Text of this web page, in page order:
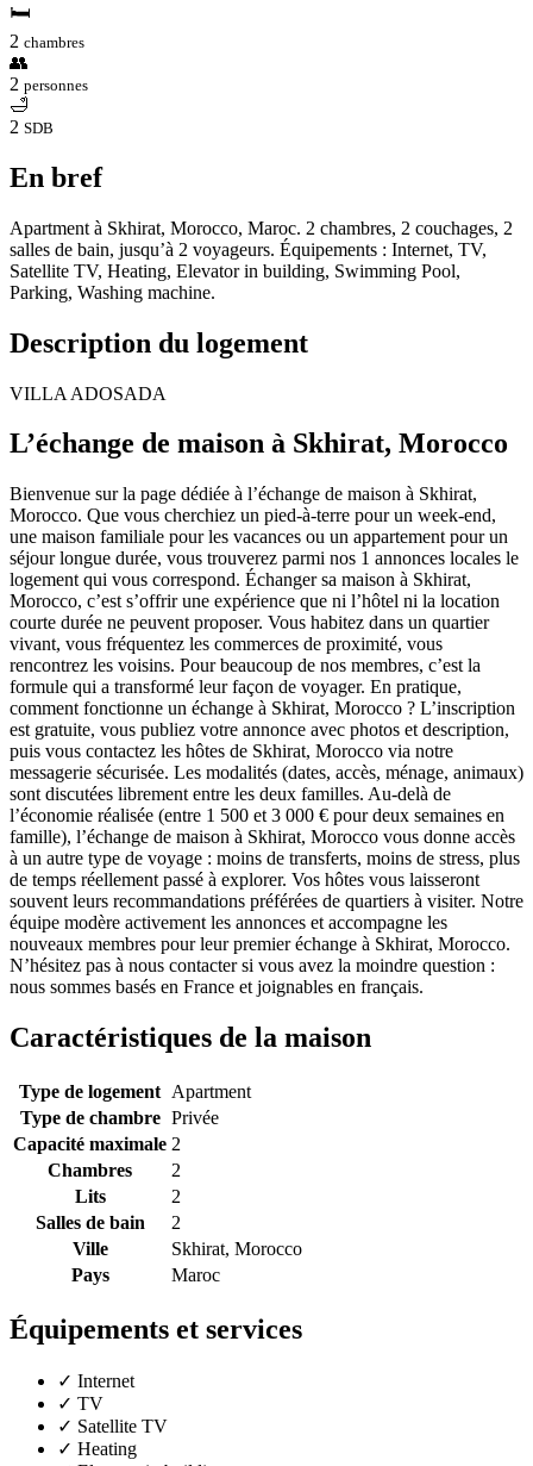
🛏
2 chambres
👥
2 personnes
🛁
2 SDB
En bref
Apartment à Skhirat, Morocco, Maroc. 2 chambres, 2 couchages, 2
salles de bain, jusqu’à 2 voyageurs. Équipements : Internet, TV,
Satellite TV, Heating, Elevator in building, Swimming Pool,
Parking, Washing machine.
Description du logement
VILLA ADOSADA
L’échange de maison à Skhirat, Morocco
Bienvenue sur la page dédiée à l’échange de maison à Skhirat,
Morocco. Que vous cherchiez un pied-à-terre pour un week-end,
une maison familiale pour les vacances ou un appartement pour un
séjour longue durée, vous trouverez parmi nos 1 annonces locales le
logement qui vous correspond. Échanger sa maison à Skhirat,
Morocco, c’est s’offrir une expérience que ni l’hôtel ni la location
courte durée ne peuvent proposer. Vous habitez dans un quartier
vivant, vous fréquentez les commerces de proximité, vous
rencontrez les voisins. Pour beaucoup de nos membres, c’est la
formule qui a transformé leur façon de voyager. En pratique,
comment fonctionne un échange à Skhirat, Morocco ? L’inscription
est gratuite, vous publiez votre annonce avec photos et description,
puis vous contactez les hôtes de Skhirat, Morocco via notre
messagerie sécurisée. Les modalités (dates, accès, ménage, animaux)
sont discutées librement entre les deux familles. Au-delà de
l’économie réalisée (entre 1 500 et 3 000 € pour deux semaines en
famille), l’échange de maison à Skhirat, Morocco vous donne accès
à un autre type de voyage : moins de transferts, moins de stress, plus
de temps réellement passé à explorer. Vos hôtes vous laisseront
souvent leurs recommandations préférées de quartiers à visiter. Notre
équipe modère activement les annonces et accompagne les
nouveaux membres pour leur premier échange à Skhirat, Morocco.
N’hésitez pas à nous contacter si vous avez la moindre question :
nous sommes basés en France et joignables en français.
Caractéristiques de la maison
Type de logement Apartment
Type de chambre Privée
Capacité maximale 2
Chambres
2
Lits
2
Salles de bain
2
Ville
Skhirat, Morocco
Pays
Maroc
Équipements et services
✓ Internet
✓ TV
✓ Satellite TV
✓ Heating